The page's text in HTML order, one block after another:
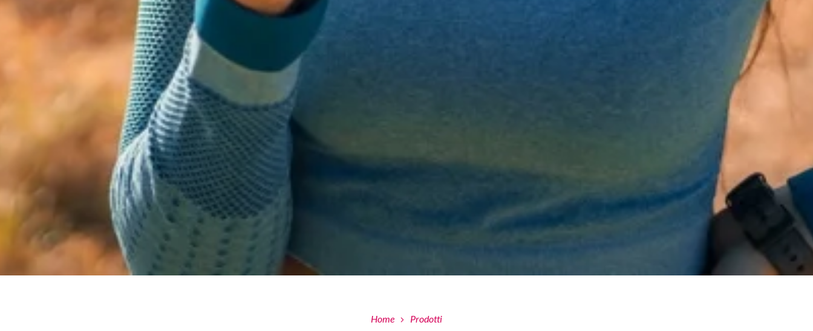
Home Prodotti